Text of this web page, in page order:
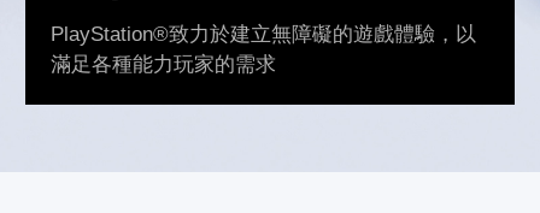
PlayStation®致力於建立無障礙的遊戲體驗，以
滿足各種能力玩家的需求